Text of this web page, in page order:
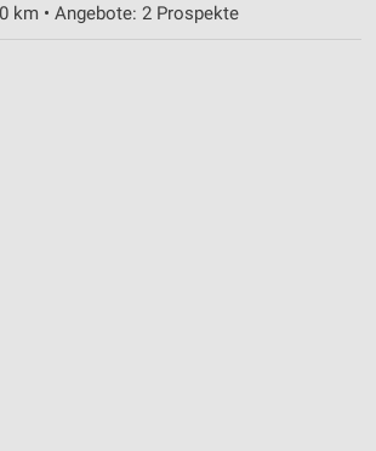
km • Angebote: 2 Prospekte